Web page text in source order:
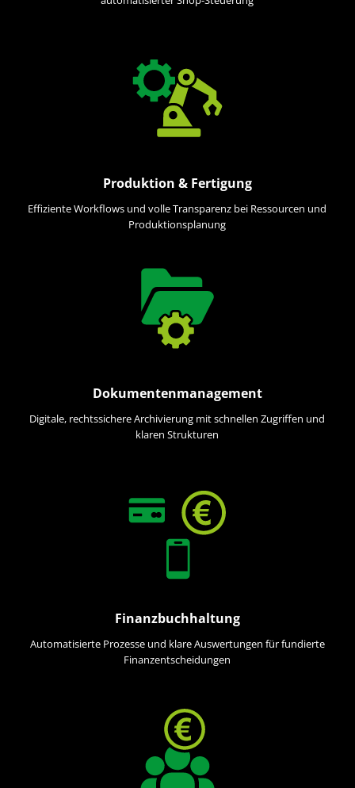
Produktion & Fertigung
Effiziente Workflows und volle Transparenz bei Ressourcen und
Produktionsplanung
Dokumentenmanagement
Digitale, rechtssichere Archivierung mit schnellen Zugriffen und
klaren Strukturen
Finanzbuchhaltung
Automatisierte Prozesse und klare Auswertungen für fundierte
Finanzentscheidungen